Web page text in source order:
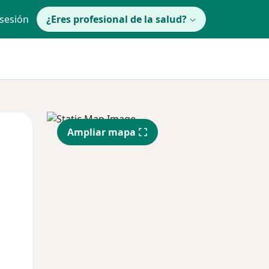
¿Eres profesional de la salud?
Vie
14 Ago
Sáb
15 Ago
Ampliar mapa